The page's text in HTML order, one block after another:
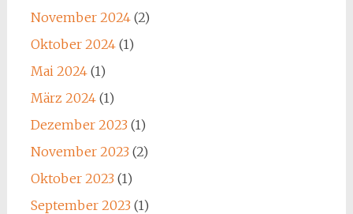
November 2024(2)
Oktober 2024(1)
Mai 2024(1)
März 2024(1)
Dezember 2023 (1)
November 2023 (2)
Oktober 2023 (1)
September 2023 (1)